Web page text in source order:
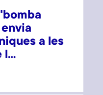
a les